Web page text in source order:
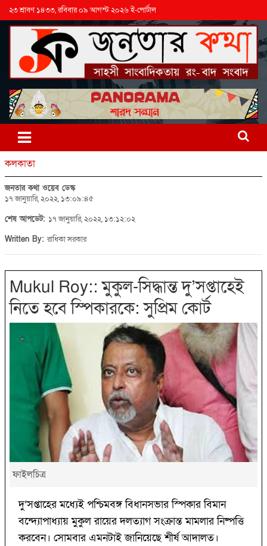
২৩ শ্রাবণ ১৪৩৩, রবিবার ০৯ আগস্ট ২০২৬ ই-পোর্টাল
কলকাতা
জনতার কথা ওয়েব ডেস্ক
১৭ জানুয়ারি, ২০২২, ১৩:০৯:৪৫
শেষ আপডেট: ১৭ জানুয়ারি, ২০২২, ১৩:১২:০২
Written By:রাধিকা সরকার
Mukul Roy:: মুকুল-সিদ্ধান্ত দু’সপ্তাহেই
নিতে হবে স্পিকারকে: সুপ্রিম কোর্ট
ফাইলচিত্র
দু’সপ্তাহের মধ্যেই পশ্চিমবঙ্গ বিধানসভার স্পিকার বিমান
বন্দ্যোপাধ্যায় মুকুল রায়ের দলত্যাগ সংক্রান্ত মামলার নিষ্পত্তি
করবেন। সোমবার এমনটাই জানিয়েছে শীর্ষ আদালত।